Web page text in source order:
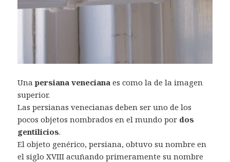
Unapersiana veneciana es como la de la imagen
superior.
Las persianas venecianas deben ser uno de los
pocos objetos nombrados en el mundo por dos
gentilicios.
El objeto genérico, persiana, obtuvo su nombre en
el siglo XVIII acuñando primeramente su nombre